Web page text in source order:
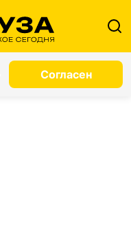
Согласен